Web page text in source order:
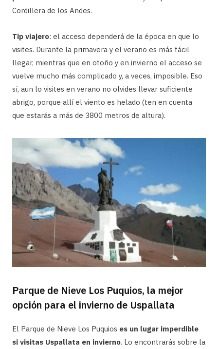
Cordillera de los Andes.
Tip viajero: el acceso dependerá de la época en que lo
visites. Durante la primavera y el verano es más fácil
llegar, mientras que en otoño y en invierno el acceso se
vuelve mucho más complicado y, a veces, imposible. Eso
sí, aun lo visites en verano no olvides llevar suficiente
abrigo, porque allí el viento es helado (ten en cuenta
que estarás a más de 3800 metros de altura).
Parque de Nieve Los Puquios, la mejor
opción para el invierno de Uspallata
El Parque de Nieve Los Puquios es un lugar imperdible
si visitas Uspallata en invierno. Lo encontrarás sobre la